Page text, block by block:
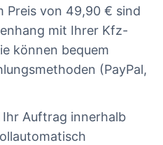
Preis von 49,90 € sind
mit Ihrer Kfz-
können bequem
(PayPal,
Auftrag innerhalb